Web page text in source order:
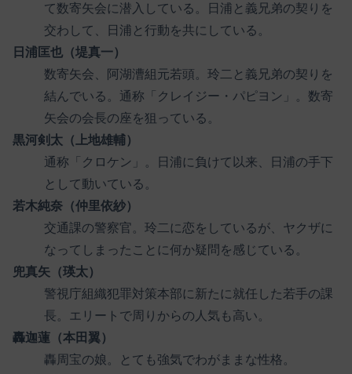
て数寄矢会に潜入している。日浦と義兄弟の契りを
交わして、日浦と行動を共にしている。
日浦匡也（堤真一）
数寄矢会、阿湖漕組元若頭。玲二と義兄弟の契りを
結んでいる。通称「クレイジー・パピヨン」。数寄
矢会の会長の座を狙っている。
黒河剣太（上地雄輔）
通称「クロケン」。日浦に負けて以来、日浦の手下
として動いている。
若木純奈（仲里依紗）
交通課の警察官。玲二に恋をしているが、ヤクザに
なってしまったことに何か疑問を感じている。
兜真矢（瑛太）
警視庁組織犯罪対策本部に新たに就任した若手の課
長。エリートで周りからの人気も高い。
轟迦蓮（本田翼）
轟周宝の娘。とても強気でわがままな性格。